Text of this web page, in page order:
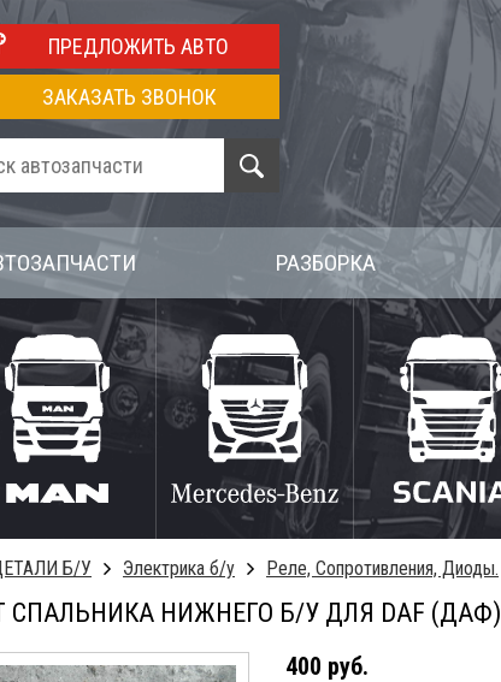
ПРЕДЛОЖИТЬ АВТО
ЗАКАЗАТЬ ЗВОНОК
РАЗБОРКА
Б/У Электрика б/у Реле, Сопротивления, Диоды.
СПАЛЬНИКА НИЖНЕГО Б/У ДЛЯ DAF (ДАФ)
400 руб.